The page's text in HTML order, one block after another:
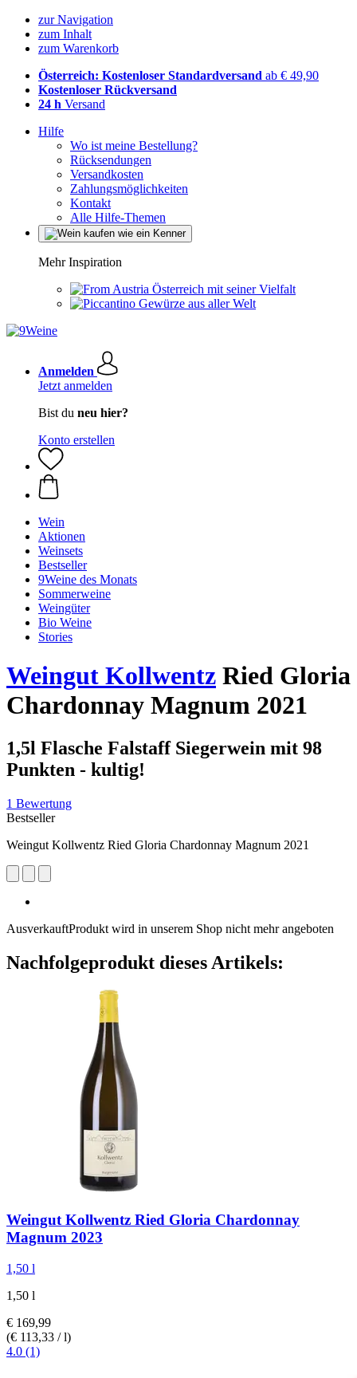
zur Navigation
zum Inhalt
zum Warenkorb
Österreich: Kostenloser Standardversand ab € 49,90
Kostenloser Rückversand
24 h Versand
Hilfe
Wo ist meine Bestellung?
Rücksendungen
Versandkosten
Zahlungsmöglichkeiten
Kontakt
Alle Hilfe-Themen
Mehr Inspiration
Österreich mit seiner Vielfalt
Gewürze aus aller Welt
Anmelden
Jetzt anmelden
Bist du neu hier?
Konto erstellen
Wein
Aktionen
Weinsets
Bestseller
9Weine des Monats
Sommerweine
Weingüter
Bio Weine
Stories
Weingut Kollwentz Ried Gloria
Chardonnay Magnum 2021
1,5l Flasche Falstaff Siegerwein mit 98
Punkten - kultig!
1 Bewertung
Bestseller
Weingut Kollwentz Ried Gloria Chardonnay Magnum 2021
AusverkauftProdukt wird in unserem Shop nicht mehr angeboten
Nachfolgeprodukt dieses Artikels:
Weingut Kollwentz Ried Gloria Chardonnay
Magnum 2023
1,50 l
1,50 l
€ 169,99
(€ 113,33 / l)
4.0 (1)